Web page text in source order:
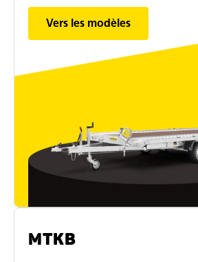
Vers les modèles
MTKB